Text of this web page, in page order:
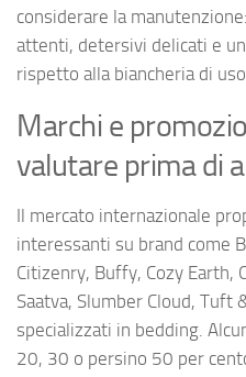
considerare la
attenti, detersivi delicati e
rispetto alla biancheria di
Marchi e
valutare prima di
Il mercato internazionale
interessanti su brand come
Citizenry, Buffy, Cozy Earth,
Saatva, Slumber Cloud, Tuft
specializzati in bedding.
20, 30 o persino 50 per